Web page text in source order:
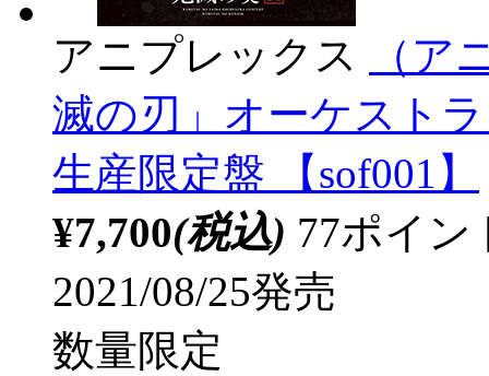
アニプレックス
（ア
滅の刃」オーケスト
生産限定盤 【sof001】
¥7,700(税込) 77ポイ
2021/08/25発売
数量限定